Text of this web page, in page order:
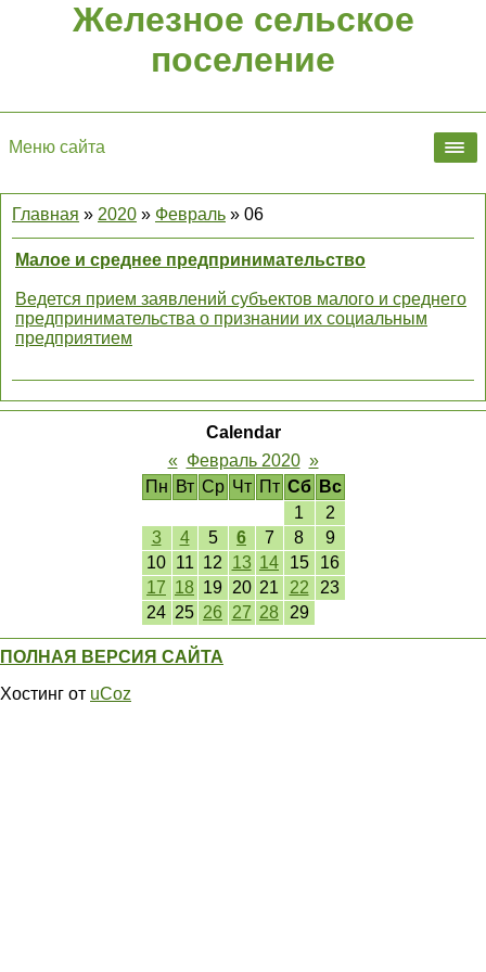
Железное сельское
поселение
Меню сайта
Главная » 2020 » Февраль » 06
Малое и среднее предпринимательство
Ведется прием заявлений субъектов малого и среднего
предпринимательства о признании их социальным
предприятием
Calendar
« Февраль 2020 »
Пн Вт Ср Чт Пт Сб
Вс
1
2
3
4 5 6 7 8
9
10 11 12 13 14 15
16
17 18 19 20 21 22
23
24 25 26 27 28 29
ПОЛНАЯ ВЕРСИЯ САЙТА
Хостинг от uCoz